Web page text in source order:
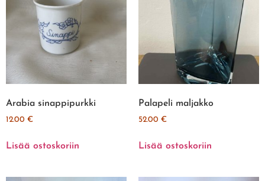
Arabia sinappipurkki
12.00 €
Lisää ostoskoriin
Palapeli maljakko
52.00 €
Lisää ostoskoriin